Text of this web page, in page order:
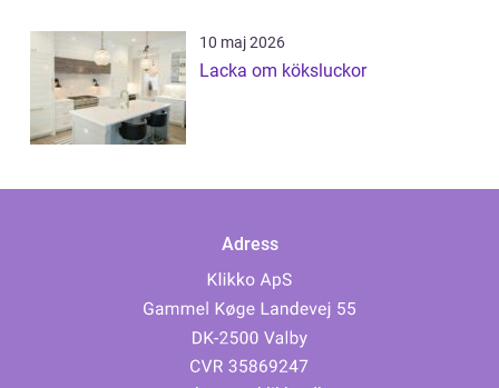
10 maj 2026
Lacka om köksluckor
Adress